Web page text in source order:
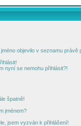
objevilo v seznamu právě
nyní se nemohu přihlásit?!
špatně!
jménem?
jsem vyzván k přihlášení!